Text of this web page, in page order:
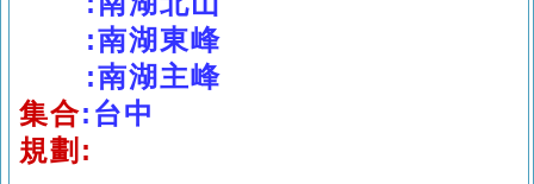
:南湖東峰
:南湖主峰
集合: 台中
規劃: